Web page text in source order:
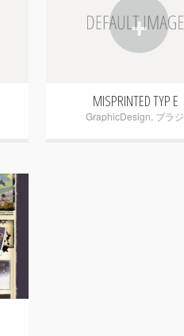
+
MISPRINTED TYP E
GraphicDesign ブラ